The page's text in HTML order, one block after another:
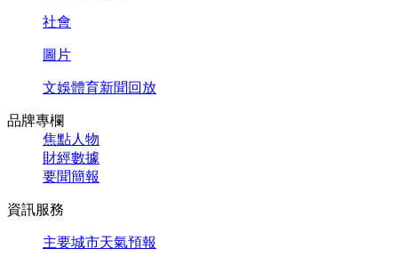
社會
圖片
文娛體育新聞回放
品牌專欄
焦點人物
財經數據
要聞簡報
資訊服務
主要城市天氣預報